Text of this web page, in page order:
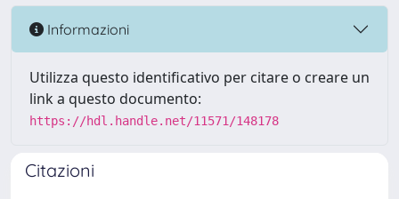
Informazioni
Utilizza questo identificativo per citare o creare un
link a questo documento:
https://hdl.handle.net/11571/148178
Citazioni